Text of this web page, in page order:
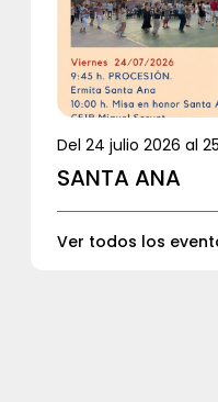
Del 24 julio 2026 al
SANTA ANA
Ver todos los